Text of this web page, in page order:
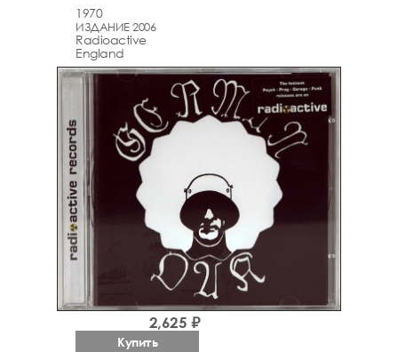
1970
ИЗДАНИЕ 2006
Radioactive
England
2,625 ₽
Купить